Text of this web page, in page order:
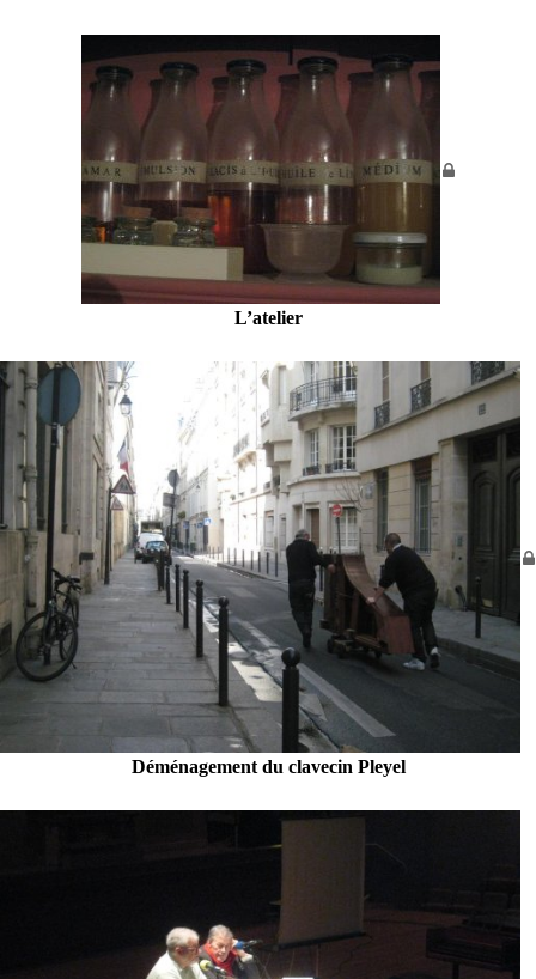
L’atelier
Déménagement du clavecin Pleyel